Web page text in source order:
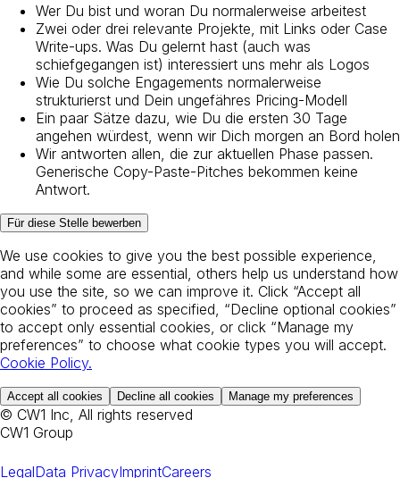
Wer Du bist und woran Du normalerweise arbeitest
Zwei oder drei relevante Projekte, mit Links oder Case
Write-ups. Was Du gelernt hast (auch was
schiefgegangen ist) interessiert uns mehr als Logos
Wie Du solche Engagements normalerweise
strukturierst und Dein ungefähres Pricing-Modell
Ein paar Sätze dazu, wie Du die ersten 30 Tage
angehen würdest, wenn wir Dich morgen an Bord holen
Wir antworten allen, die zur aktuellen Phase passen.
Generische Copy-Paste-Pitches bekommen keine
Antwort.
Für diese Stelle bewerben
We use cookies to give you the best possible experience,
and while some are essential, others help us understand how
you use the site, so we can improve it. Click “Accept all
cookies” to proceed as specified, “Decline optional cookies”
to accept only essential cookies, or click “Manage my
preferences” to choose what cookie types you will accept.
Cookie Policy.
Accept all cookies Decline all cookies Manage my preferences
© CW1 Inc, All rights reserved
CW1 Group
LegalData PrivacyImprintCareers